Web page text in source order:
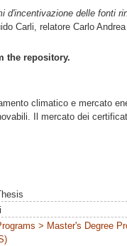
d'incentivazione delle fonti
Carli, relatore Carlo
the repository.
climatico e mercato
Il mercato dei
> Master's Degree